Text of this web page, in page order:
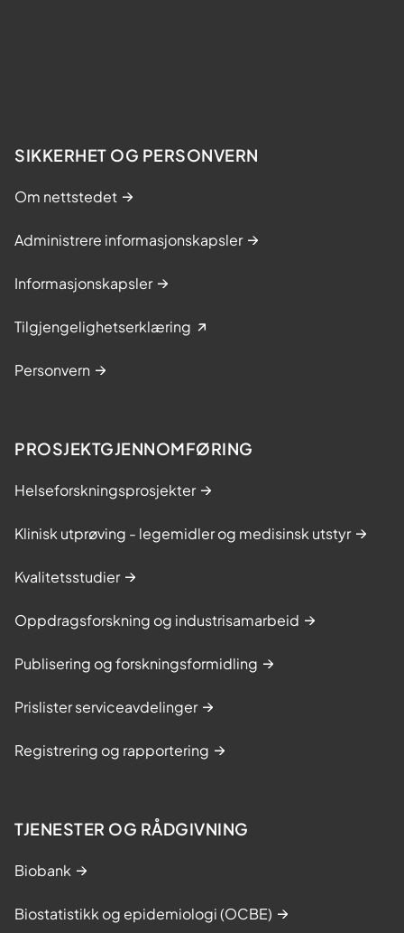
SIKKERHET OG PERSONVERN
Om nettstedet
Administrere informasjonskapsler
Informasjonskapsler
Tilgjengelighetserklæring
Personvern
PROSJEKTGJENNOMFØRING
Helseforskningsprosjekter
Klinisk utprøving - legemidler og medisinsk utstyr
Kvalitetsstudier
Oppdragsforskning og industrisamarbeid
Publisering og forskningsformidling
Prislister serviceavdelinger
Registrering og rapportering
TJENESTER OG RÅDGIVNING
Biobank
Biostatistikk og epidemiologi (OCBE)